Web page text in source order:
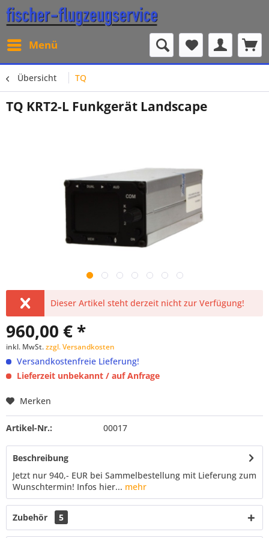
Menü
Übersicht TQ
TQ KRT2-L Funkgerät Landscape
Dieser Artikel steht derzeit nicht zur Verfügung!
960,00 € *
inkl. MwSt.zzgl. Versandkosten
Versandkostenfreie Lieferung!
Lieferzeit unbekannt / auf Anfrage
Merken
Artikel-Nr.: 00017
Beschreibung
Jetzt nur 940,- EUR bei Sammelbestellung mit Lieferung zum
Wunschtermin! Infos hier... mehr
Zubehör 5